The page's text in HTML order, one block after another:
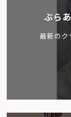
ぶら
最新のク